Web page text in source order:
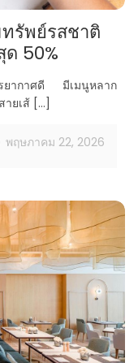
รัพย์รสชาติ
50%
รยากาศดี มีเมนูหลาก
ายเส้ […]
พฤษภาคม 22, 2026